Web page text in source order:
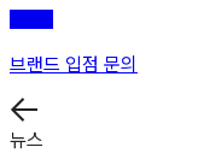
브랜드 입점 문의
뉴스